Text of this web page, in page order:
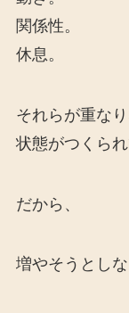
関係性。
休息。
それらが重なり
状態がつくられ
だから、
増やそうとしな